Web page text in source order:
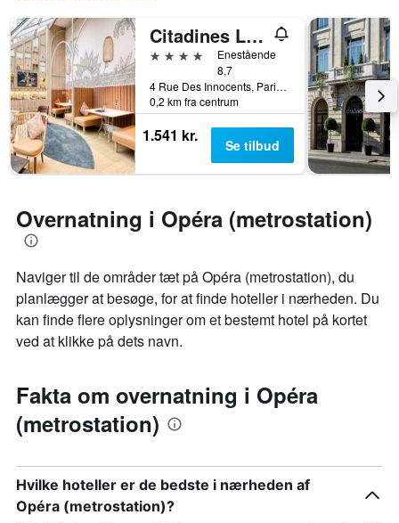
Citadines Les Halles Paris
4 stjerner
Enestående
8,7
4 Rue Des Innocents, Paris, Frankrig
0,2 km fra centrum
1.541 kr. Se tilbud
Overnatning i Opéra (metrostation)
Naviger til de områder tæt på Opéra (metrostation), du
planlægger at besøge, for at finde hoteller i nærheden. Du
kan finde flere oplysninger om et bestemt hotel på kortet
ved at klikke på dets navn.
Fakta om overnatning i Opéra
(metrostation)
Hvilke hoteller er de bedste i nærheden af
Opéra (metrostation)?